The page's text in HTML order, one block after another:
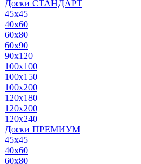
Доски СТАНДАРТ
45x45
40x60
60x80
60x90
90x120
100x100
100x150
100x200
120x180
120x200
120x240
Доски ПРЕМИУМ
45x45
40x60
60x80